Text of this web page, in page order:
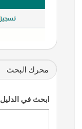
محرك البحث
ابحث في الدليل